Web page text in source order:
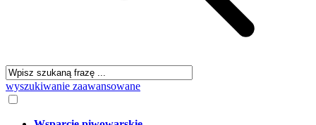
wyszukiwanie zaawansowane